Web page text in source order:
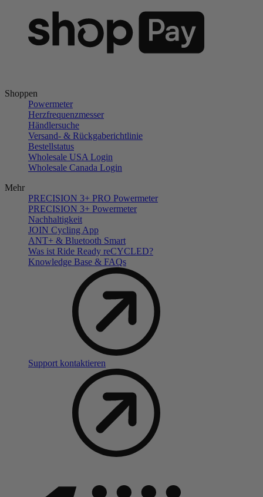
Shoppen
Powermeter
Herzfrequenzmesser
Händlersuche
Versand- & Rückgaberichtlinie
Bestellstatus
Wholesale USA Login
Wholesale Canada Login
Mehr
PRECISION 3+ PRO Powermeter
PRECISION 3+ Powermeter
Nachhaltigkeit
JOIN Cycling App
ANT+ & Bluetooth Smart
Was ist Ride Ready reCYCLED?
Knowledge Base & FAQs
Support kontaktieren